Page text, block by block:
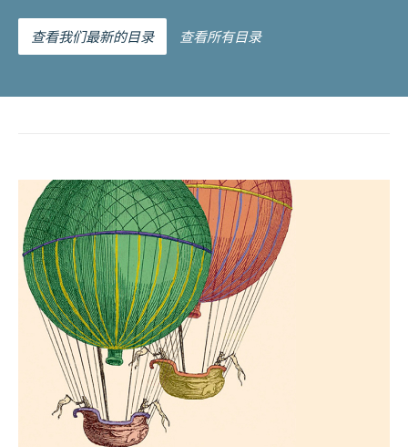
查看我们最新的目录 查看所有目录